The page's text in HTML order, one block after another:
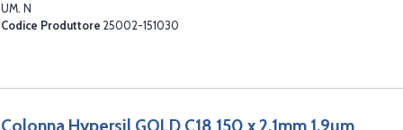
UM. N
Codice Produttore 25002-151030
Colonna Hypersil GOLD C18 150 x 2,1mm 1,9µm